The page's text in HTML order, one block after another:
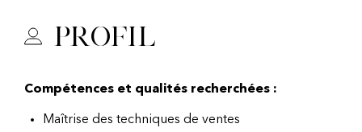
Profil
Compétences et qualités recherchées :
Maîtrise des techniques de ventes